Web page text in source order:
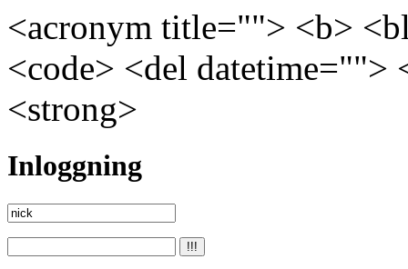
<acronym title=""> <b>
<code> <del
<strong>
Inloggning